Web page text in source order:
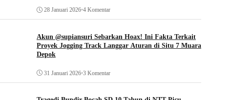
28 Januari 2026•4 Komentar
Akun @supiansuri Sebarkan Hoax! Ini Fakta Terkait
Proyek Jogging Track Langgar Aturan di Situ 7 Muara
Depok
31 Januari 2026•3 Komentar